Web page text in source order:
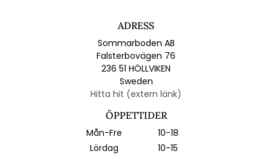
ADRESS
Sommarboden AB
Falsterbovägen 76
236 51 HÖLLVIKEN
Sweden
Hitta hit (extern länk)
ÖPPETTIDER
Mån-Fre
10-18
Lördag
10-15